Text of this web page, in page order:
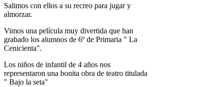
Salimos con ellos a su recreo para jugar y
almorzar.
Vimos una película muy divertida que han
grabado los alumnos de 6º de Primaria " La
Cenicienta".
Los niños de infantil de 4 años nos
representaron una bonita obra de teatro titulada
" Bajo la seta"